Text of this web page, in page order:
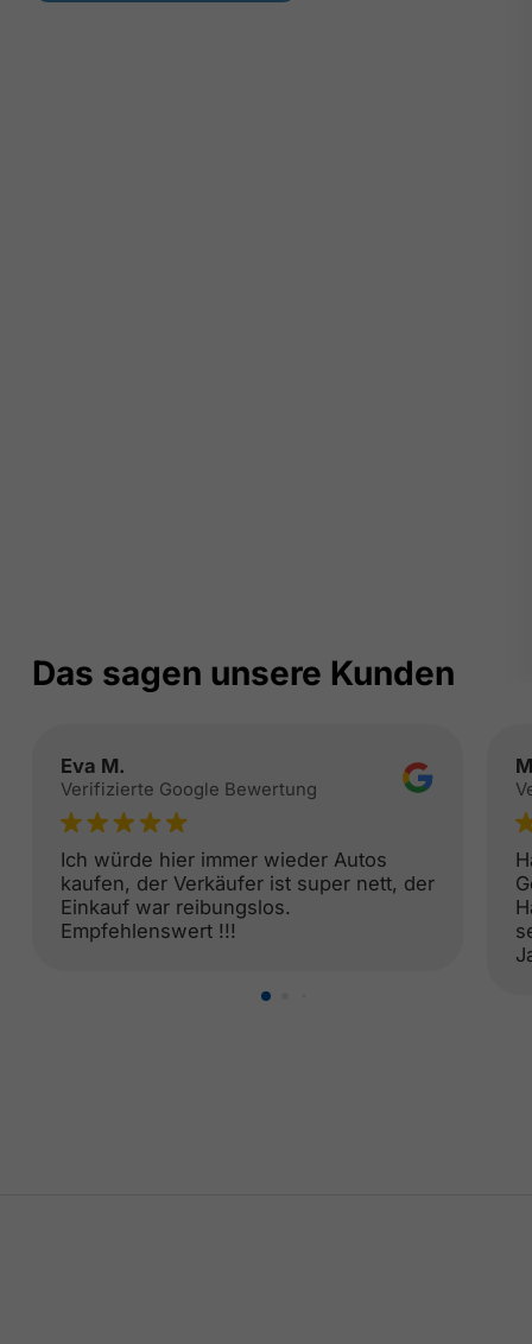
Das sagen unsere Kunden
Eva M.
Verifizierte Google Bewertung
Ich würde hier immer wieder Autos
kaufen, der Verkäufer ist super nett, der
Einkauf war reibungslos.
Empfehlenswert !!!